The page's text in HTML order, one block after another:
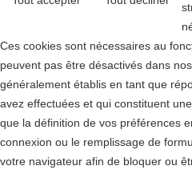
Ces cookies sont nécessaires au
peuvent pas être désactivés dans
généralement établis en tant que
avez effectuées et qui constituent
que la définition de vos préférences
connexion ou le remplissage de
votre navigateur afin de bloquer ou